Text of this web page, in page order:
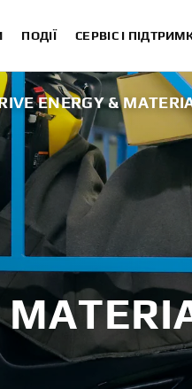
ПОДІЇ СЕРВІС І
ENERGY &